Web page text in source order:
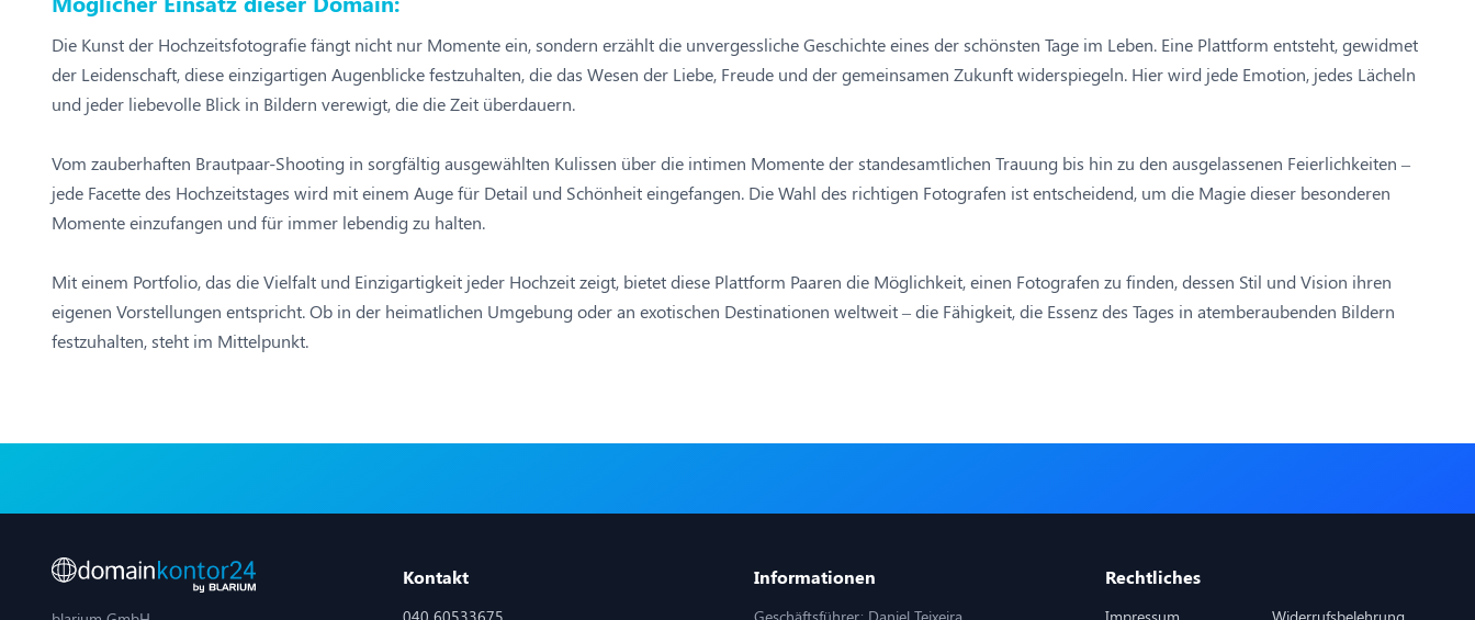
Die Kunst der Hochzeitsfotografie fängt nicht nur Momente ein, sondern erzählt die unvergessliche Geschichte eines der schönsten Tage im Leben. Eine Plattform entsteht, gewidmet
der Leidenschaft, diese einzigartigen Augenblicke festzuhalten, die das Wesen der Liebe, Freude und der gemeinsamen Zukunft widerspiegeln. Hier wird jede Emotion, jedes Lächeln
und jeder liebevolle Blick in Bildern verewigt, die die Zeit überdauern.
Vom zauberhaften Brautpaar-Shooting in sorgfältig ausgewählten Kulissen über die intimen Momente der standesamtlichen Trauung bis hin zu den ausgelassenen Feierlichkeiten –
jede Facette des Hochzeitstages wird mit einem Auge für Detail und Schönheit eingefangen. Die Wahl des richtigen Fotografen ist entscheidend, um die Magie dieser besonderen
Momente einzufangen und für immer lebendig zu halten.
Mit einem Portfolio, das die Vielfalt und Einzigartigkeit jeder Hochzeit zeigt, bietet diese Plattform Paaren die Möglichkeit, einen Fotografen zu finden, dessen Stil und Vision ihren
eigenen Vorstellungen entspricht. Ob in der heimatlichen Umgebung oder an exotischen Destinationen weltweit – die Fähigkeit, die Essenz des Tages in atemberaubenden Bildern
festzuhalten, steht im Mittelpunkt.
Kontakt Informationen Rechtliches